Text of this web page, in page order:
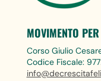
MOVIMENTO
Corso Giulio
Codice Fiscale: